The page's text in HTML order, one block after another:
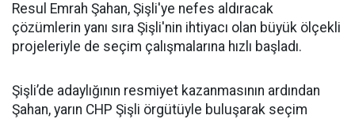
Resul Emrah Şahan, Şişli'ye nefes aldıracak
çözümlerin yanı sıra Şişli'nin ihtiyacı olan büyük ölçekli
projeleriyle de seçim çalışmalarına hızlı başladı.
Şişli’de adaylığının resmiyet kazanmasının ardından
Şahan, yarın CHP Şişli örgütüyle buluşarak seçim